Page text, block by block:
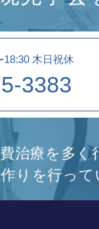
18:30 木日祝休
3383
治療を多
りを行っ